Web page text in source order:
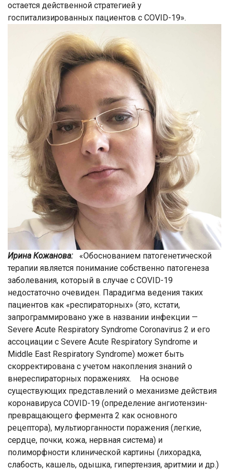
остается действенной стратегией у
госпитализированных пациентов с COVID-19».
Ирина Кожанова: «Обоснованием патогенетической
терапии является понимание собственно патогенеза
заболевания, который в случае с COVID-19
недостаточно очевиден. Парадигма ведения таких
пациентов как «респираторных» (это, кстати,
запрограммировано уже в названии инфекции —
Severe Acute Respiratory Syndrome Coronavirus 2 и его
ассоциации с Severe Acute Respiratory Syndrome и
Middle East Respiratory Syndrome) может быть
скорректирована с учетом накопления знаний о
внереспираторных поражениях. На основе
существующих представлений о механизме действия
коронавируса COVID-19 (определение ангиотензин-
превращающего фермента 2 как основного
рецептора), мультиорганности поражения (легкие,
сердце, почки, кожа, нервная система) и
полиморфности клинической картины (лихорадка,
слабость, кашель, одышка, гипертензия, аритмии и др.)